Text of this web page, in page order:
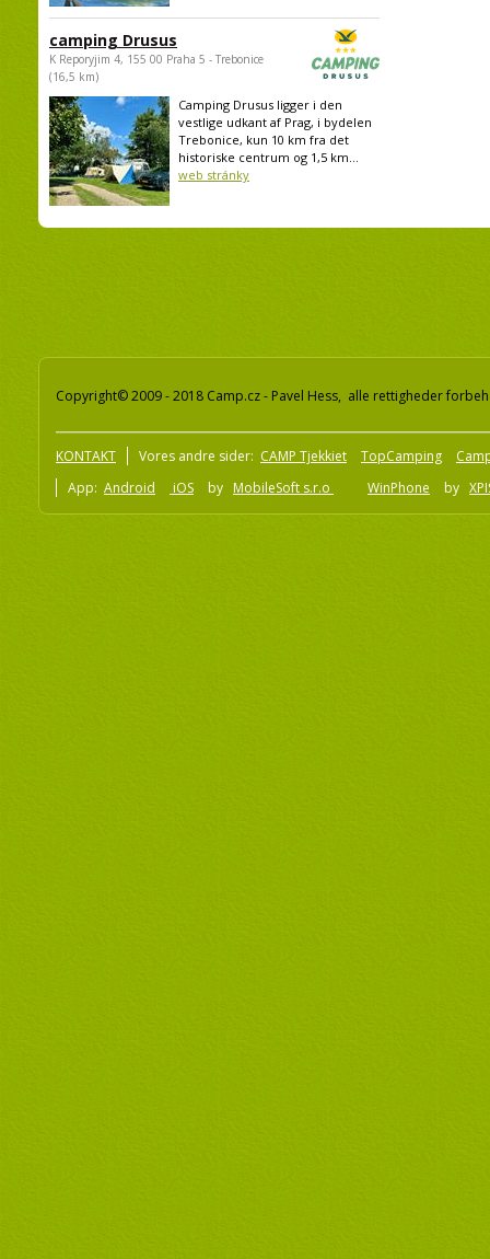
camping Drusus
K Reporyjim 4, 155 00 Praha 5 - Trebonice
(16,5 km)
Camping Drusus ligger i den
vestlige udkant af Prag, i bydelen
Trebonice, kun 10 km fra det
historiske centrum og 1,5 km...
web stránky
Copyright© 2009 - 2018 Camp.cz - Pavel Hess, alle rettigheder
KONTAKT Vores andre sider: CAMP Tjekkiet TopCamping
App: Android iOS by MobileSoft s.r.o WinPhone by